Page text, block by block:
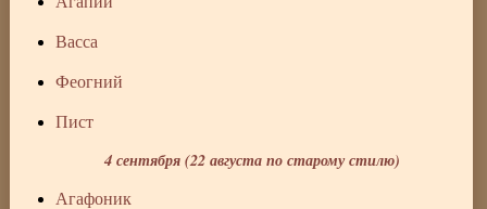
Васса
Феогний
Пист
4 сентября (22 августа по старому стилю)
Агафоник